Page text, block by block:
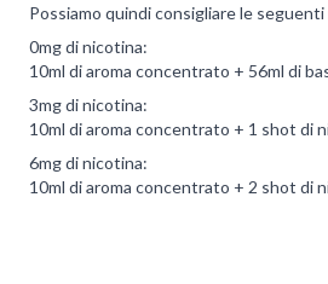
Possiamo quindi consigliare le seguenti
0mg di nicotina:
10ml di aroma concentrato + 56ml di
3mg di nicotina:
10ml di aroma concentrato + 1 shot di
6mg di nicotina:
10ml di aroma concentrato + 2 shot di